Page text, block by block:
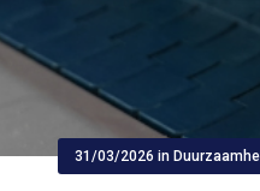
31/03/2026 in